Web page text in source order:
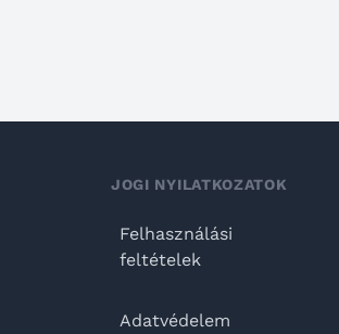
JOGI NYILATKOZATOK
Felhasználási
feltételek
Adatvédelem